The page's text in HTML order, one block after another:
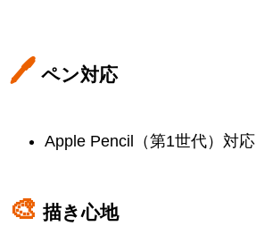
🖊 ペン対応
Apple Pencil（第1世代）対応
🎨 描き心地